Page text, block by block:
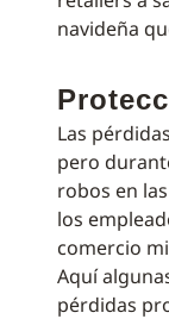
navideña
Las
pero
robos en
los
comercio
Aquí
pérdidas